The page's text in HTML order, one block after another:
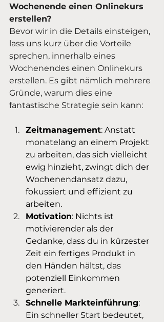
Wochenende einen Onlinekurs
erstellen?
Bevor wir in die Details einsteigen,
lass uns kurz über die Vorteile
sprechen, innerhalb eines
Wochenendes einen Onlinekurs
erstellen. Es gibt nämlich mehrere
Gründe, warum dies eine
fantastische Strategie sein kann:
Zeitmanagement: Anstatt
monatelang an einem Projekt
zu arbeiten, das sich vielleicht
ewig hinzieht, zwingt dich der
Wochenendansatz dazu,
fokussiert und effizient zu
arbeiten.
Motivation: Nichts ist
motivierender als der
Gedanke, dass du in kürzester
Zeit ein fertiges Produkt in
den Händen hältst, das
potenziell Einkommen
generiert.
Schnelle Markteinführung:
Ein schneller Start bedeutet,